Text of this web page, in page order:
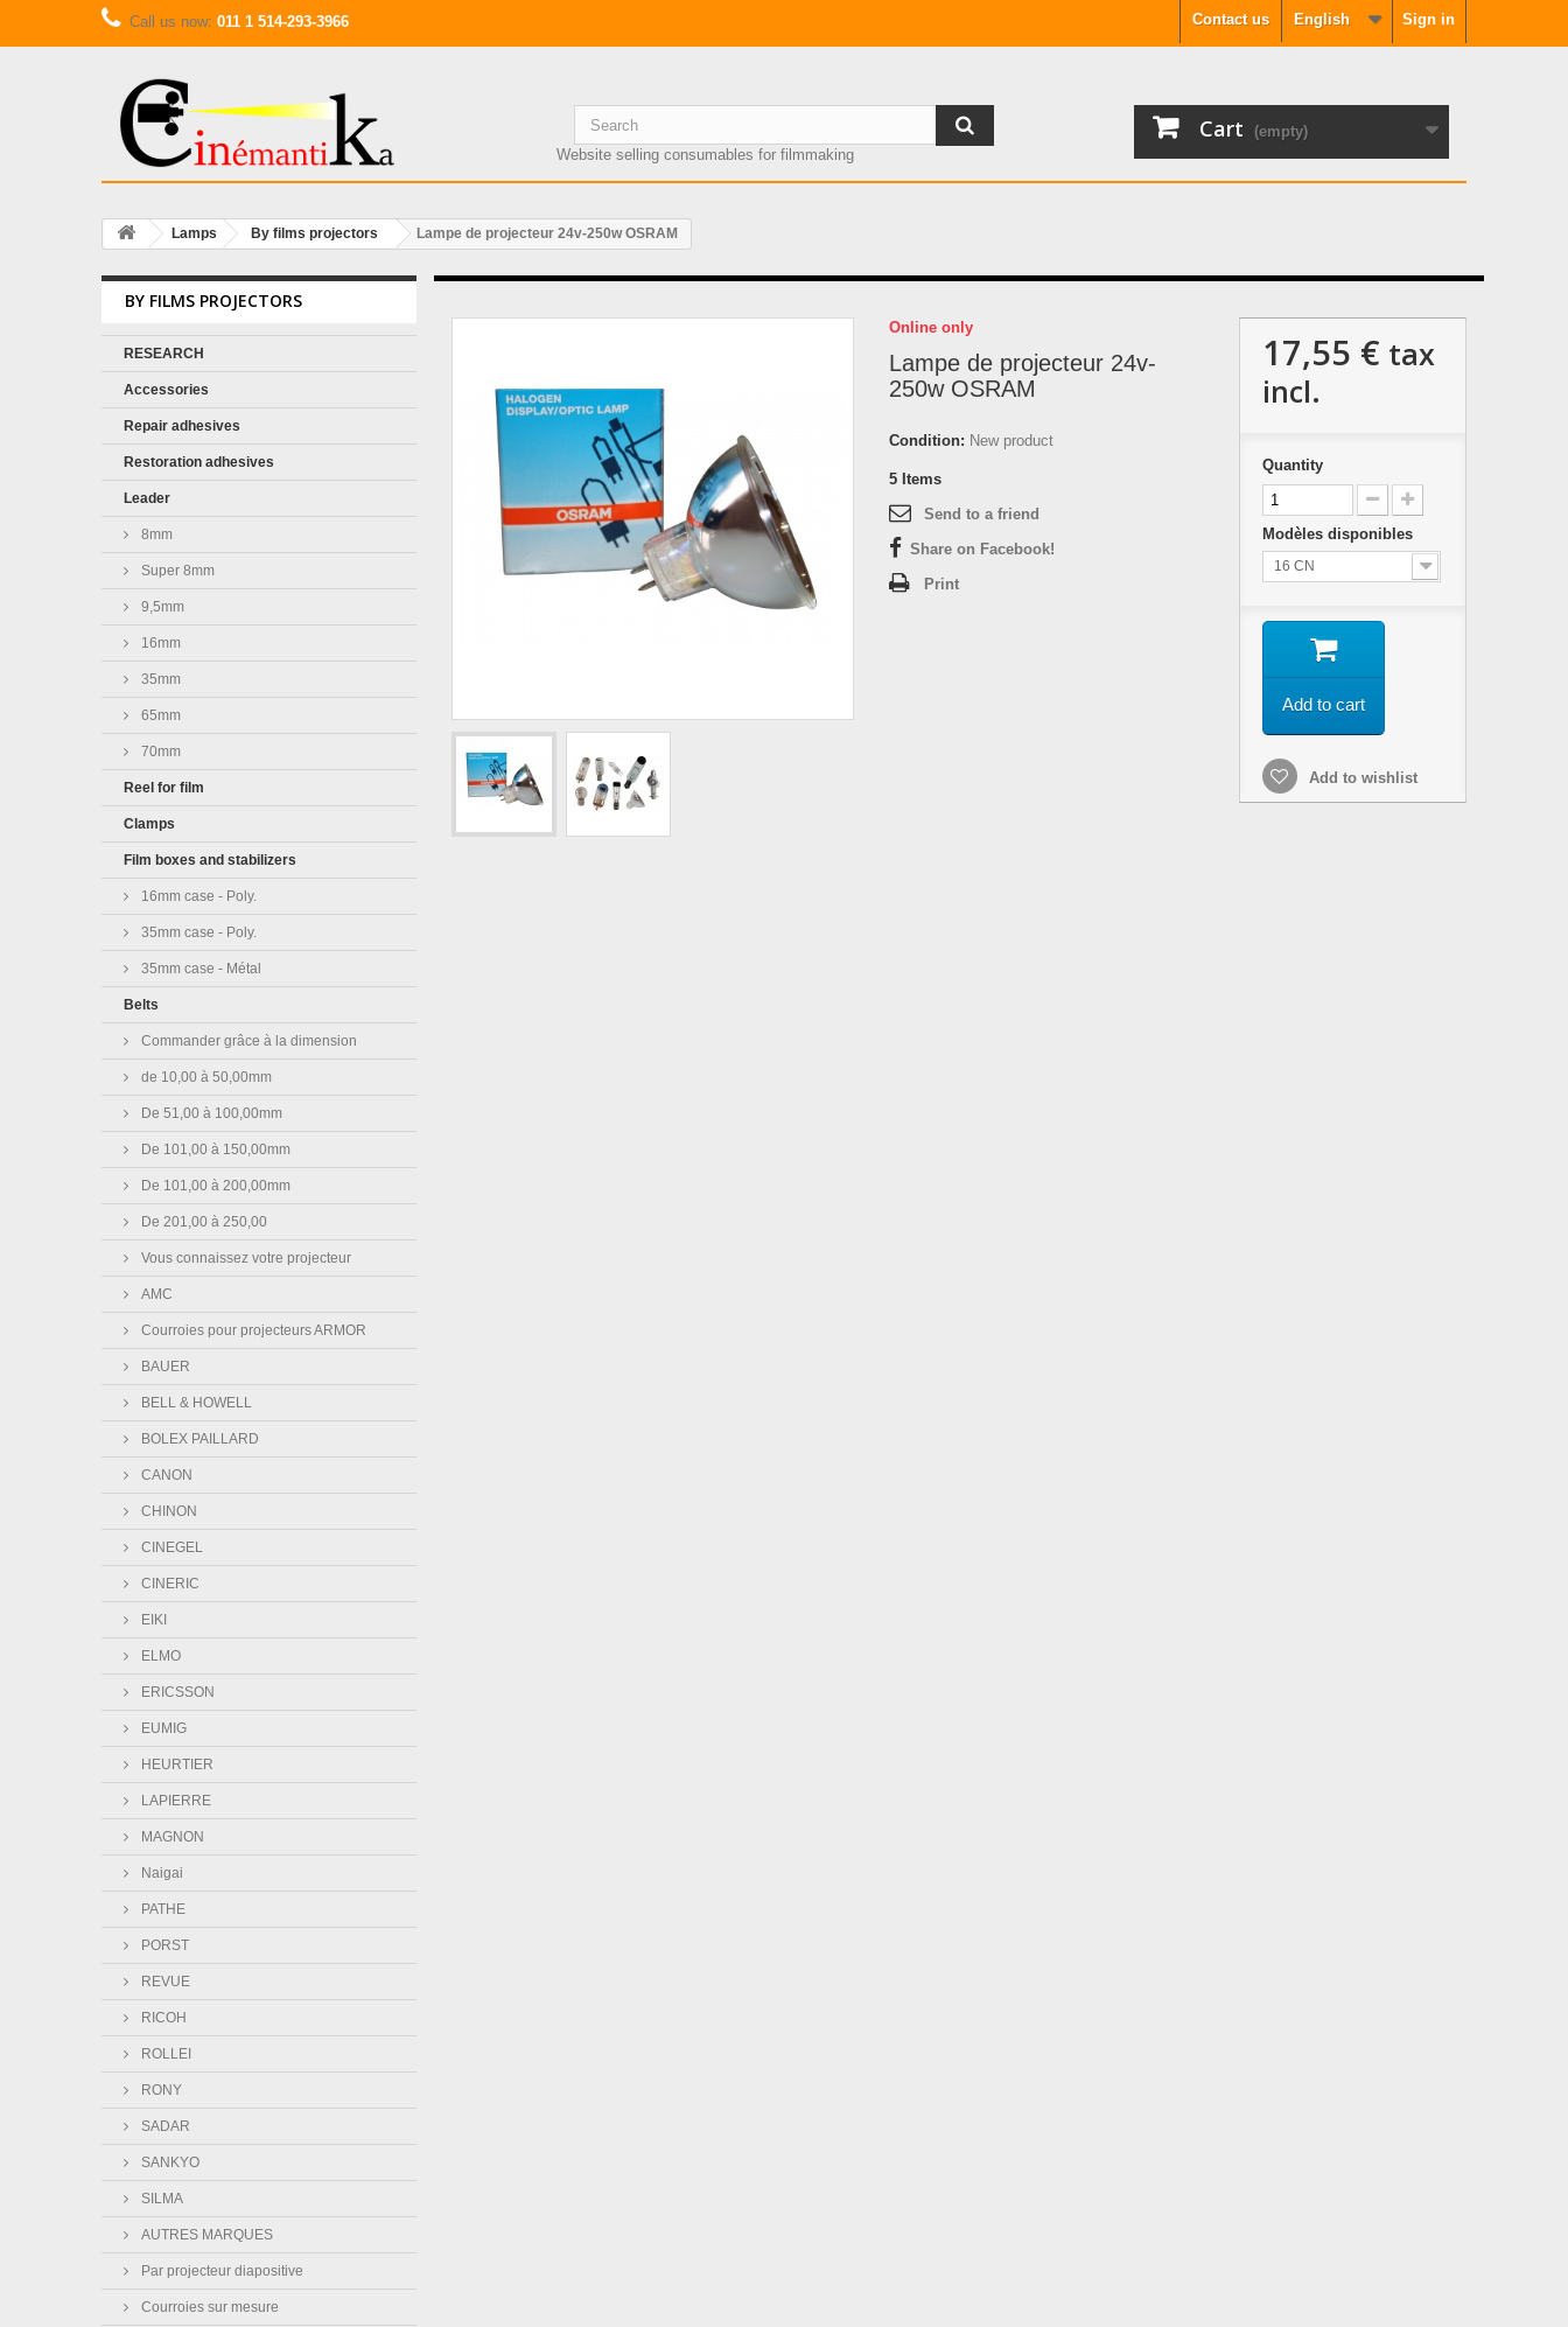
Sign in
English
Contact us
Call us now: 011 1 514-293-3966
Cart
(empty)
Website selling consumables for filmmaking
Lamps By films projectors Lampe de projecteur 24v-250w OSRAM
BY FILMS PROJECTORS
RESEARCH
Accessories
Repair adhesives
Restoration adhesives
Leader
8mm
Super 8mm
9,5mm
16mm
35mm
65mm
70mm
Reel for film
Clamps
Film boxes and stabilizers
16mm case - Poly.
35mm case - Poly.
35mm case - Métal
Belts
Commander grâce à la dimension
de 10,00 à 50,00mm
De 51,00 à 100,00mm
De 101,00 à 150,00mm
De 101,00 à 200,00mm
De 201,00 à 250,00
Vous connaissez votre projecteur
AMC
Courroies pour projecteurs ARMOR
BAUER
BELL & HOWELL
BOLEX PAILLARD
CANON
CHINON
CINEGEL
CINERIC
EIKI
ELMO
ERICSSON
EUMIG
HEURTIER
LAPIERRE
MAGNON
Naigai
PATHE
PORST
REVUE
RICOH
ROLLEI
RONY
SADAR
SANKYO
SILMA
AUTRES MARQUES
Par projecteur diapositive
Courroies sur mesure
Online only
Lampe de projecteur 24v-
250w OSRAM
Condition: New product
5 Items
Send to a friend
Share on Facebook!
Print
17,55 € tax
incl.
Quantity
Modèles disponibles
16 CN
Add to cart
Add to wishlist